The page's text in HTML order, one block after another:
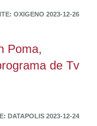
OXIGENO 2023-12-26
Poma,
de Tv
DATAPOLIS 2023-12-24